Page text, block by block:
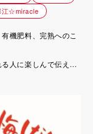
江☆miracle
機肥料、完熟へのこ
人に楽しんで伝える